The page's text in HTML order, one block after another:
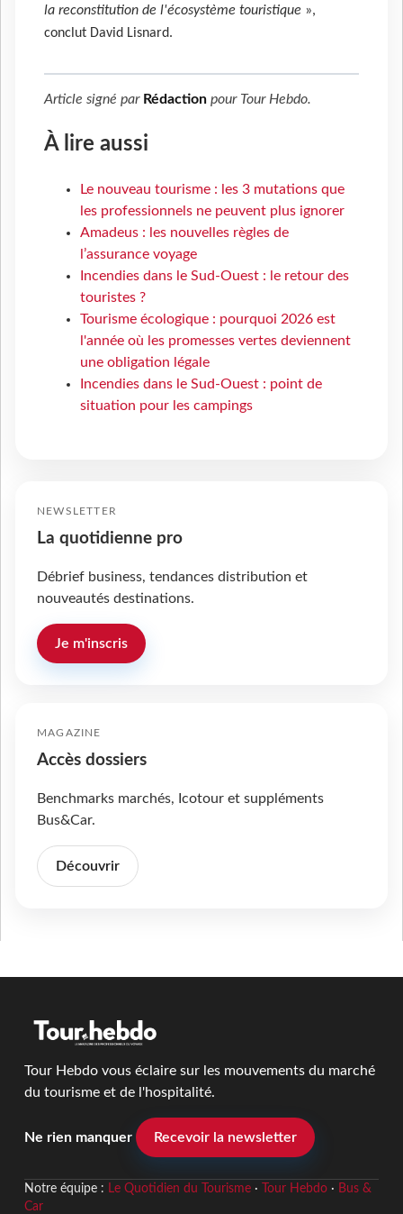
la reconstitution de l'écosystème touristique »,
conclut David Lisnard.
Article signé par Rédaction pour Tour Hebdo.
À lire aussi
Le nouveau tourisme : les 3 mutations que
les professionnels ne peuvent plus ignorer
Amadeus : les nouvelles règles de
l’assurance voyage
Incendies dans le Sud-Ouest : le retour des
touristes ?
Tourisme écologique : pourquoi 2026 est
l'année où les promesses vertes deviennent
une obligation légale
Incendies dans le Sud-Ouest : point de
situation pour les campings
NEWSLETTER
La quotidienne pro
Débrief business, tendances distribution et
nouveautés destinations.
Je m'inscris
MAGAZINE
Accès dossiers
Benchmarks marchés, Icotour et suppléments
Bus&Car.
Découvrir
Tour Hebdo vous éclaire sur les mouvements du marché
du tourisme et de l'hospitalité.
Ne rien manquer Recevoir la newsletter
Notre équipe : Le Quotidien du Tourisme· Tour Hebdo· Bus &
Car